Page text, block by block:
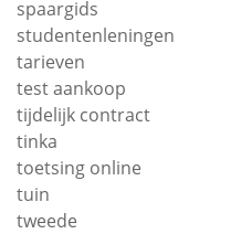
spaargids
studentenleningen
tarieven
test aankoop
tijdelijk contract
tinka
toetsing online
tuin
tweede